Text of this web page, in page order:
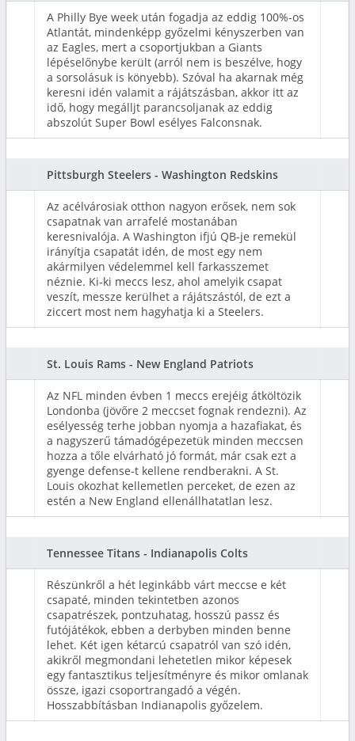
A Philly Bye week után fogadja az eddig 100%-os
Atlantát, mindenképp győzelmi kényszerben van
az Eagles, mert a csoportjukban a Giants
lépéselőnybe került (arról nem is beszélve, hogy
a sorsolásuk is könyebb). Szóval ha akarnak még
keresni idén valamit a rájátszásban, akkor itt az
idő, hogy megálljt parancsoljanak az eddig
abszolút Super Bowl esélyes Falconsnak.
Pittsburgh Steelers - Washington Redskins
Az acélvárosiak otthon nagyon erősek, nem sok
csapatnak van arrafelé mostanában
keresnivalója. A Washington ifjú QB-je remekül
irányítja csapatát idén, de most egy nem
akármilyen védelemmel kell farkasszemet
néznie. Ki-ki meccs lesz, ahol amelyik csapat
veszít, messze kerülhet a rájátszástól, de ezt a
ziccert most nem hagyhatja ki a Steelers.
St. Louis Rams - New England Patriots
Az NFL minden évben 1 meccs erejéig átköltözik
Londonba (jövőre 2 meccset fognak rendezni). Az
esélyesség terhe jobban nyomja a hazafiakat, és
a nagyszerű támadógépezetük minden meccsen
hozza a tőle elvárható jó formát, már csak ezt a
gyenge defense-t kellene rendberakni. A St.
Louis okozhat kellemetlen perceket, de ezen az
estén a New England ellenállhatatlan lesz.
Tennessee Titans - Indianapolis Colts
Részünkről a hét leginkább várt meccse e két
csapaté, minden tekintetben azonos
csapatrészek, pontzuhatag, hosszú passz és
futójátékok, ebben a derbyben minden benne
lehet. Két igen kétarcú csapatról van szó idén,
akikről megmondani lehetetlen mikor képesek
egy fantasztikus teljesítményre és mikor omlanak
össze, igazi csoportrangadó a végén.
Hosszabbításban Indianapolis győzelem.